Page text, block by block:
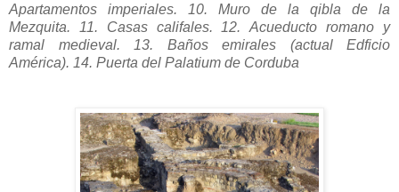
Apartamentos imperiales. 10.
Muro de la qibla de la
Mezquita. 11.
Casas califales. 12.
Acueducto romano y
ramal medieval. 13.
Baños emirales (actual Edficio
América). 14. Puerta del Palatium de Corduba